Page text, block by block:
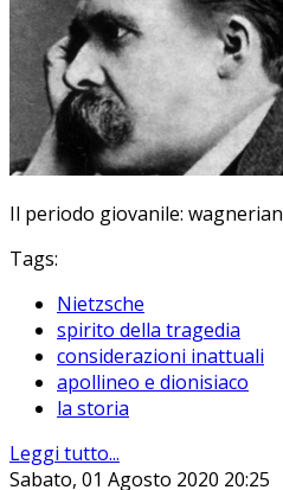
Il periodo giovanile:
Tags:
Nietzsche
spirito della tragedia
considerazioni inattuali
apollineo e dionisiaco
la storia
Leggi tutto...
Sabato, 01 Agosto 2020 20:25